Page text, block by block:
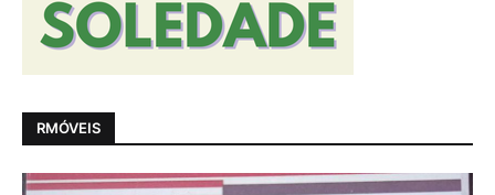
RMÓVEIS